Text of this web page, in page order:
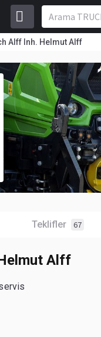
Alff Inh. Helmut Alff
Teklifler 67
Alff